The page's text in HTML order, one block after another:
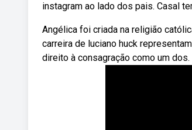
instagram ao lado dos pais. Casal
Angélica foi criada na religião
carreira de luciano huck
direito à consagração como um dos.